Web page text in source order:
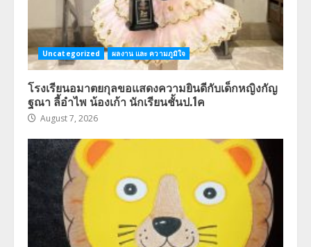
Uncategorized ผลงาน และ ความภูมิใจ
โรงเรียนอมาตยกุลขอแสดงความยินดีกับเด็กหญิงกัญ
ฐณา ลี้อำไพ น้องเก้า นักเรียนชั้นป.1ค
August 7, 2026